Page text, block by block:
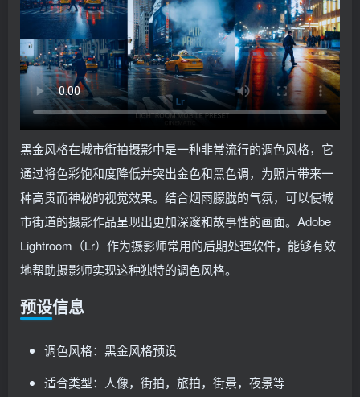
黑金风格在城市街拍摄影中是一种非常流行的调色风格，它
通过将色彩饱和度降低并突出金色和黑色调，为照片带来一
种高贵而神秘的视觉效果。结合烟雨朦胧的气氛，可以使城
市街道的摄影作品呈现出更加深邃和故事性的画面。Adobe
Lightroom（Lr）作为摄影师常用的后期处理软件，能够有效
地帮助摄影师实现这种独特的调色风格。
预设信息
调色风格：黑金风格预设
适合类型：人像，街拍，旅拍，街景，夜景等